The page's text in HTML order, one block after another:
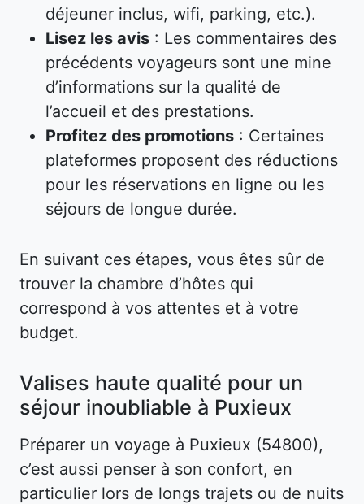
déjeuner inclus, wifi, parking, etc.).
Lisez les avis : Les commentaires des
précédents voyageurs sont une mine
d’informations sur la qualité de
l’accueil et des prestations.
Profitez des promotions : Certaines
plateformes proposent des réductions
pour les réservations en ligne ou les
séjours de longue durée.
En suivant ces étapes, vous êtes sûr de
trouver la chambre d’hôtes qui
correspond à vos attentes et à votre
budget.
Valises haute qualité pour un
séjour inoubliable à Puxieux
Préparer un voyage à Puxieux (54800),
c’est aussi penser à son confort, en
particulier lors de longs trajets ou de nuits